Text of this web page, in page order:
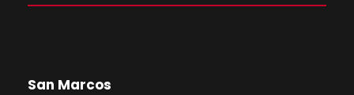
San Marcos